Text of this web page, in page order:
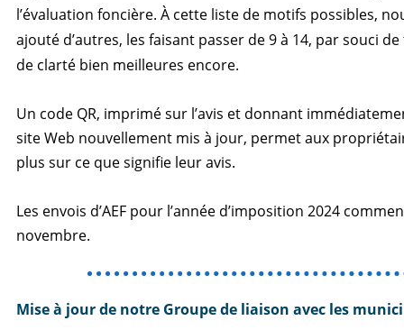
l’évaluation foncière. À cette liste de motifs possibles,
ajouté d’autres, les faisant passer de 9 à 14, par souci
de clarté bien meilleures encore.
Un code QR, imprimé sur l’avis et donnant
site Web nouvellement mis à jour, permet aux
plus sur ce que signifie leur avis.
Les envois d’AEF pour l’année d’imposition 2024
novembre.
Mise à jour de notre Groupe de liaison avec les